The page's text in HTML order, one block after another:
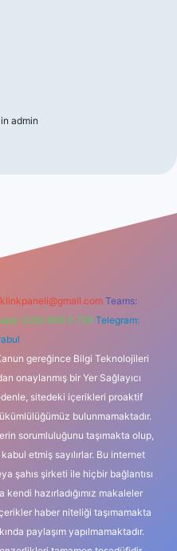
admin
Teams:
0262 606 0 726 Telegram:
gereğince Bilgi Teknolojileri
onaylanmış bir Yer Sağlayıcı
sitedeki içerikleri proaktif
bulunmamaktadır.
sorumluluğunu taşımakta olup,
etmiş sayılırlar. Bu internet
şahıs şirketi ile hiçbir bağlantısı
hazırladığımız makaleler
haber niteliği taşımamakta
paylaşım yapılmamaktadır.